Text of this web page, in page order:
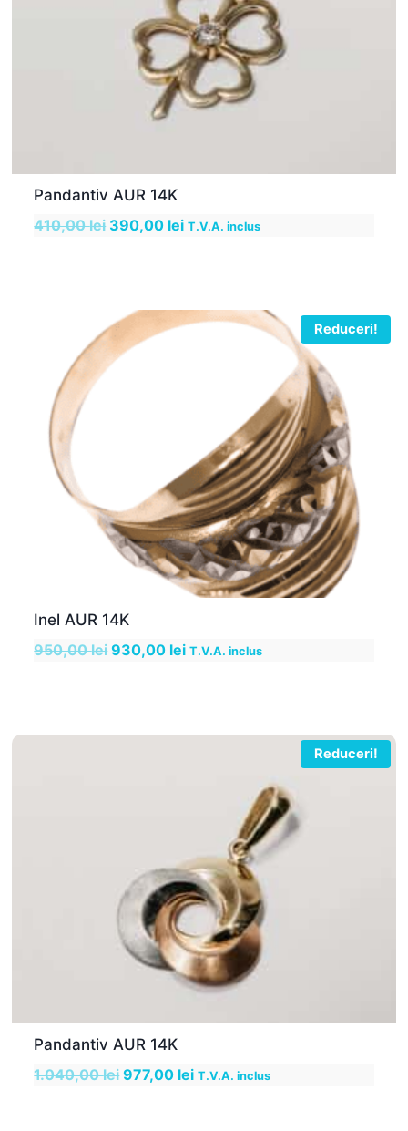
Pandantiv AUR 14K
410,00lei Prețul
410,00 lei.
390,00 leiPrețul
T.V.A. inclus
Reduceri!
Inel AUR 14K
950,00leiPrețul
950,00 lei.
930,00 leiPrețul
T.V.A. inclus
Reduceri!
Pandantiv AUR 14K
1.040,00leiPrețul
977,00 leiPrețul
T.V.A. inclus